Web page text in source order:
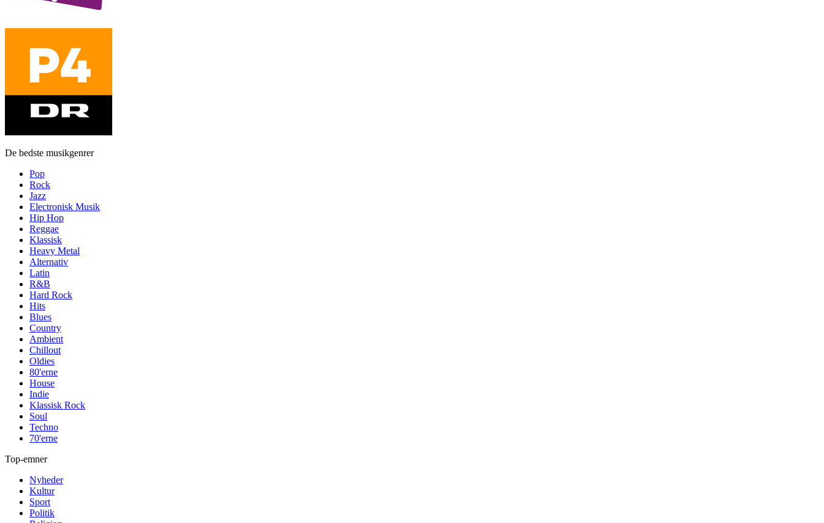
De bedste musikgenrer
Pop
Rock
Jazz
Electronisk Musik
Hip Hop
Reggae
Klassisk
Heavy Metal
Alternativ
Latin
R&B
Hard Rock
Hits
Blues
Country
Ambient
Chillout
Oldies
80'erne
House
Indie
Klassisk Rock
Soul
Techno
70'erne
Top-emner
Nyheder
Kultur
Sport
Politik